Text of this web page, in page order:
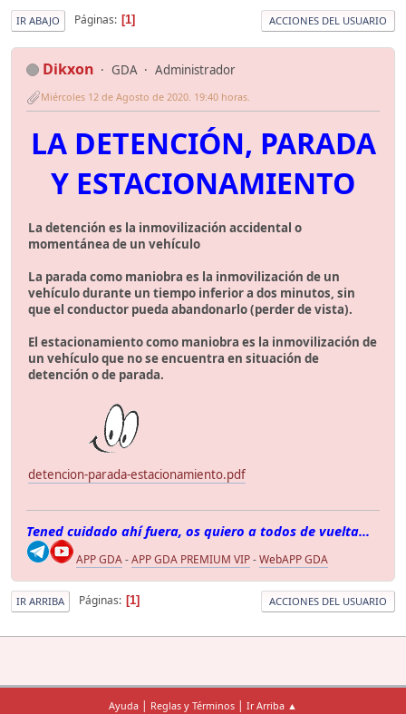
IR ABAJO Páginas 1 ACCIONES DEL USUARIO
Dikxon GDA Administrador
Miércoles 12 de Agosto de 2020. 19:40 horas.
LA DETENCIÓN, PARADA
Y ESTACIONAMIENTO
La detención es la inmovilización accidental o
momentánea de un vehículo
La parada como maniobra es la inmovilización de un
vehículo durante un tiempo inferior a dos minutos, sin
que el conductor pueda abandonarlo (perder de vista).
El estacionamiento como maniobra es la inmovilización de
un vehículo que no se encuentra en situación de
detención o de parada.
detencion-parada-estacionamiento.pdf
Tened cuidado ahí fuera, os quiero a todos de vuelta...
APP GDA-APP GDA PREMIUM VIP-WebAPP GDA
IR ARRIBA Páginas 1 ACCIONES DEL USUARIO
Ayuda | Reglas y Términos | Ir Arriba ▲